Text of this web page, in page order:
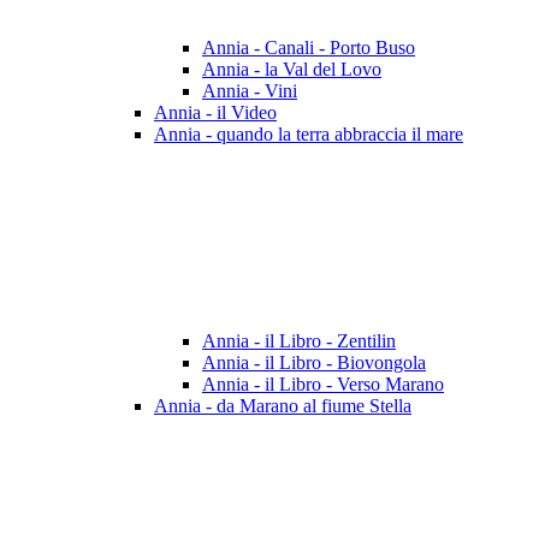
Annia - Canali - Porto Buso
Annia - la Val del Lovo
Annia - Vini
Annia - il Video
Annia - quando la terra abbraccia il mare
Annia - il Libro - Zentilin
Annia - il Libro - Biovongola
Annia - il Libro - Verso Marano
Annia - da Marano al fiume Stella